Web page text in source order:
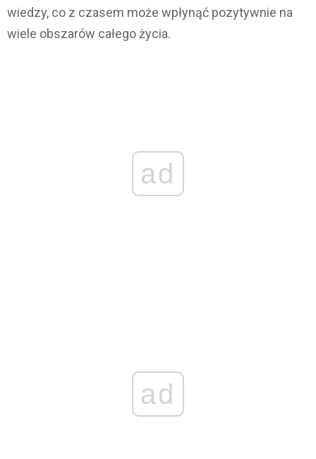
wiedzy, co z czasem może wpłynąć pozytywnie na
wiele obszarów całego życia.
ad
ad